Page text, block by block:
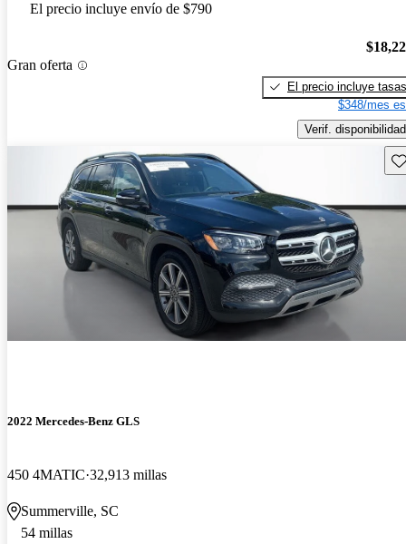
El precio incluye envío de $790
Gran oferta
El precio incluye tasas
$348/mes
Verif. disponibilidad
2022 Mercedes-Benz GLS
450 4MATIC 32,913 millas
Summerville, SC
54 millas